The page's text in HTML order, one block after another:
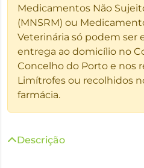
Medicamentos Não
(MNSRM) ou
Veterinária só podem ser
entrega ao domicílio no
Concelho do Porto e nos
Limítrofes ou recolhidos
farmácia.
Descrição